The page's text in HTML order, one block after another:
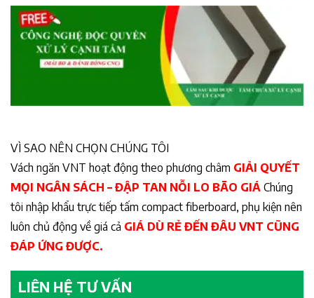
VÌ SAO NÊN CHỌN CHÚNG TÔI
Vách ngăn VNT hoạt động theo phương châm GIẢI QUYẾT
MỌI NGÂN SÁCH – ĐẬP TAN NỖI LO BÃO GIÁ Chúng
tôi nhập khẩu trực tiếp tấm compact fiberboard, phụ kiện nên
luôn chủ động về giá cả GIÁ DÙ RẺ ĐẾN ĐÂU VNT CŨNG
ĐÁP ỨNG ĐƯỢC.
LIÊN HỆ TƯ VẤN